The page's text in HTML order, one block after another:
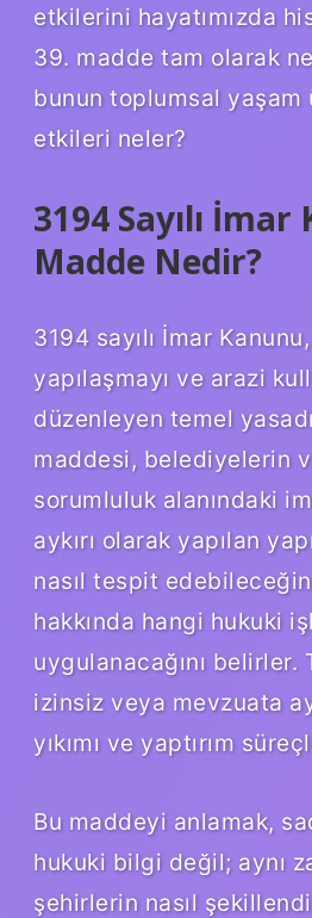
etkilerini hayatımızda
39. madde tam olarak
bunun toplumsal yaşam
etkileri neler?
3194 Sayılı
Madde Nedir?
3194 sayılı İmar
yapılaşmayı ve arazi
düzenleyen temel
maddesi, belediyelerin
sorumluluk alanındaki
aykırı olarak yapılan
nasıl tespit
hakkında hangi hukuki
uygulanacağını belirler.
izinsiz veya mevzuata
yıkımı ve yaptırım
Bu maddeyi anlamak,
hukuki bilgi değil; aynı
şehirlerin nasıl